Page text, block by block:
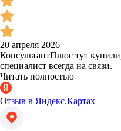
20 апреля 2026
КонсультантПлюс тут
специалист всегда на связи.
Читать полностью
Отзыв в Яндекс.Картах